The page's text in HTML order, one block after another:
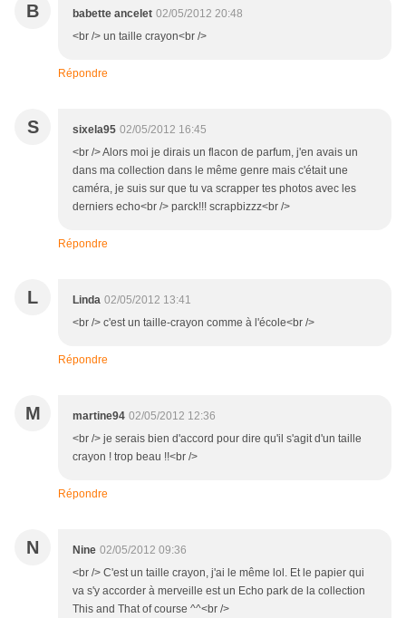
B babette ancelet 02/05/2012 20:48
<br /> un taille crayon<br />
Répondre
S sixela95 02/05/2012 16:45
<br /> Alors moi je dirais un flacon de parfum, j'en avais un
dans ma collection dans le même genre mais c'était une
caméra, je suis sur que tu va scrapper tes photos avec les
derniers echo<br /> parck!!! scrapbizzz<br />
Répondre
L Linda 02/05/2012 13:41
<br /> c'est un taille-crayon comme à l'école<br />
Répondre
M martine94 02/05/2012 12:36
<br /> je serais bien d'accord pour dire qu'il s'agit d'un taille
crayon ! trop beau !!<br />
Répondre
N Nine 02/05/2012 09:36
<br /> C'est un taille crayon, j'ai le même lol. Et le papier qui
va s'y accorder à merveille est un Echo park de la collection
This and That of course ^^<br />